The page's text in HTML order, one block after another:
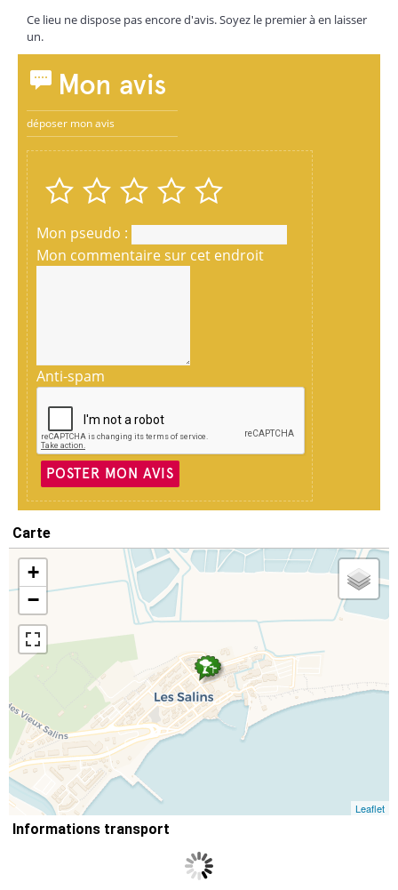
Ce lieu ne dispose pas encore d'avis. Soyez le premier à en laisser
un.
Mon avis
déposer mon avis
Mon pseudo :
Mon commentaire sur cet endroit
Anti-spam
POSTER MON AVIS
Carte
+
−
Leaflet
Informations transport